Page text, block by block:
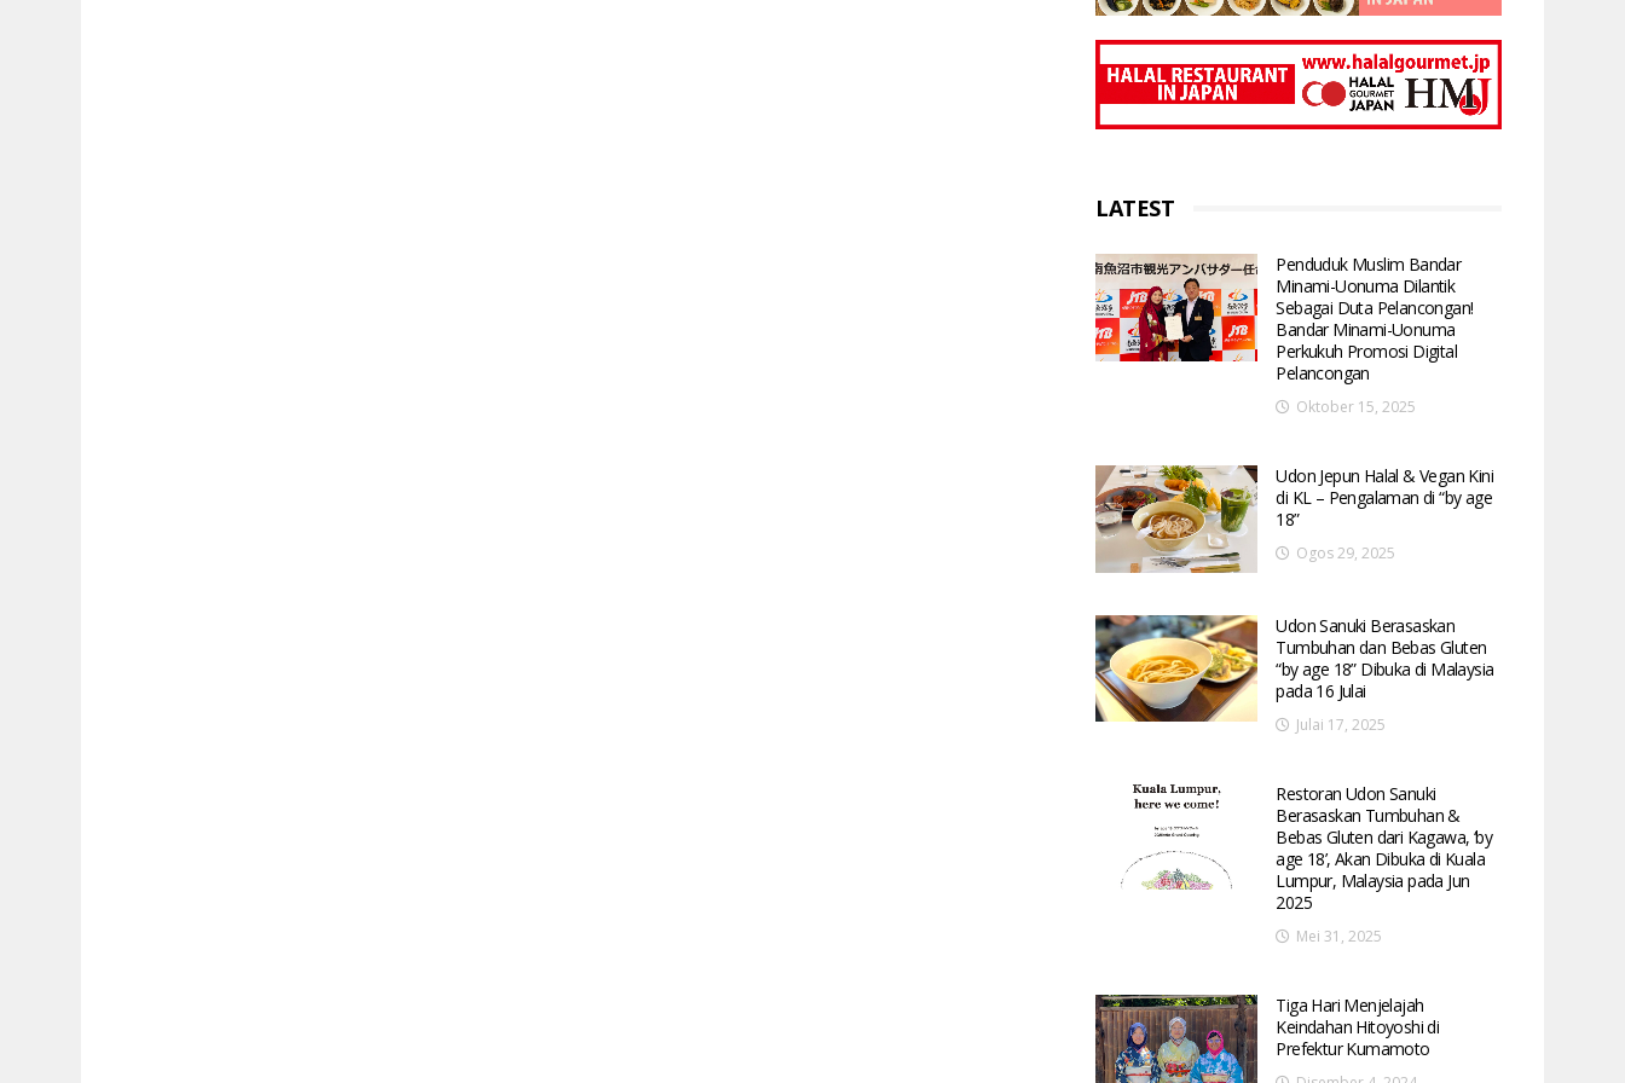
LATEST
Penduduk Muslim Bandar
Minami-Uonuma Dilantik
Sebagai Duta Pelancongan!
Bandar Minami-Uonuma
Perkukuh Promosi Digital
Pelancongan
Oktober 15, 2025
Udon Jepun Halal & Vegan Kini
di KL – Pengalaman di “by age
18”
Ogos 29, 2025
Udon Sanuki Berasaskan
Tumbuhan dan Bebas Gluten
“by age 18” Dibuka di Malaysia
pada 16 Julai
Julai 17, 2025
Restoran Udon Sanuki
Berasaskan Tumbuhan &
Bebas Gluten dari Kagawa, ‘by
age 18’, Akan Dibuka di Kuala
Lumpur, Malaysia pada Jun
2025
Mei 31, 2025
Tiga Hari Menjelajah
Keindahan Hitoyoshi di
Prefektur Kumamoto